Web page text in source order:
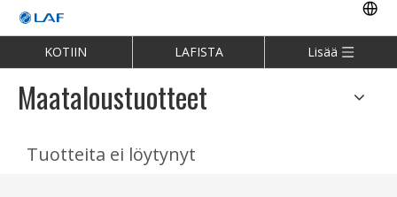
KOTIIN LAFISTA Lisää
Maataloustuotteet
Tuotteita ei löytynyt